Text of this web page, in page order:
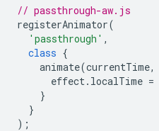
// passthrough-aw.js
registerAnimator(
'passthrough' ,
class {
animate(currentTime,
effect. localTime =
}
}
);